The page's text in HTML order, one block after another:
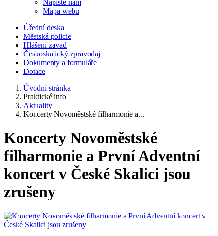
Napište nám
Mapa webu
Úřední deska
Městská policie
Hlášení závad
Českoskalický zpravodaj
Dokumenty a formuláře
Dotace
Úvodní stránka
Praktické info
Aktuality
Koncerty Novoměstské filharmonie a...
Koncerty Novoměstské
filharmonie a První Adventní
koncert v České Skalici jsou
zrušeny